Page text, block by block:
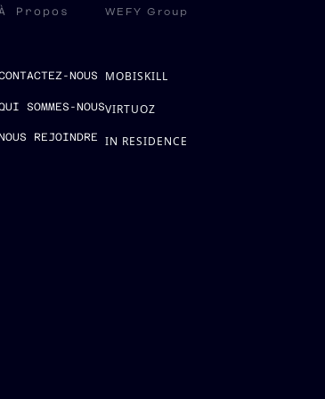
Propos
NOUS
SOMMES-NOUS
NOUS REJOINDRE
WEFY Group
MOBISKILL
VIRTUOZ
IN RESIDENCE